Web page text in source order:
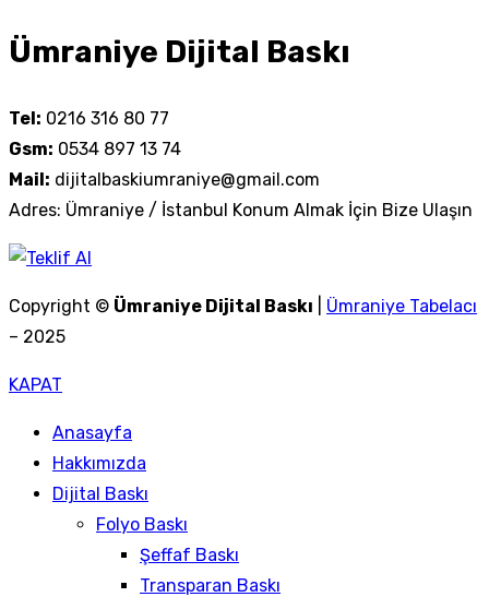
Ümraniye Dijital Baskı
Tel: 0216 316 80 77
Gsm: 0534 897 13 74
Mail: dijitalbaskiumraniye@gmail.com
Adres: Ümraniye / İstanbul Konum Almak İçin Bize Ulaşın
Copyright © Ümraniye Dijital Baskı
Ümraniye Tabelacı
– 2025
KAPAT
Anasayfa
Hakkımızda
Dijital Baskı
Folyo Baskı
Şeffaf Baskı
Transparan Baskı